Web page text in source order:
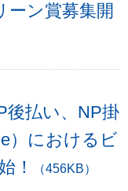
ーン賞募集開
後払い、NP掛
）におけるビ
！
（456KB）